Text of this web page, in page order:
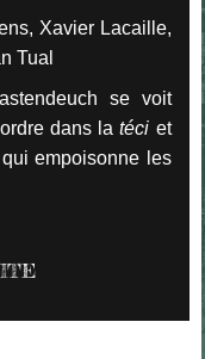
Xavier Lacaille,
Tual
se voit
dans latéci et
empoisonne les